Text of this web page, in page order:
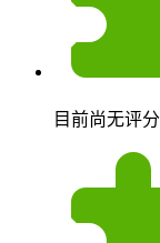
目前尚无评分